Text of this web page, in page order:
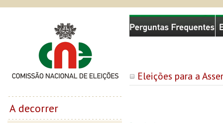
Eleições para a
Comissão Nacional de Eleições
A decorrer